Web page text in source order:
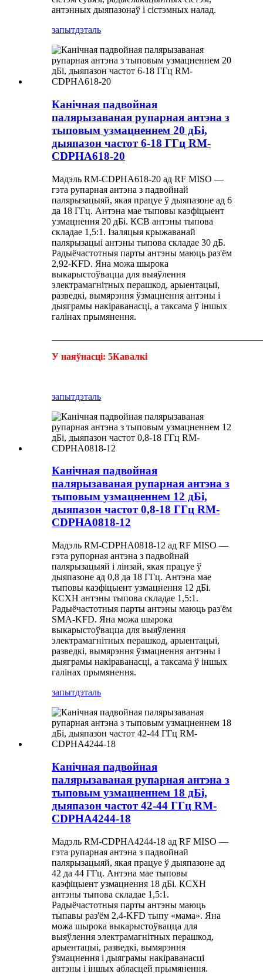
антэнных дыяпазонаў і сістэмных налад.
запытдэталь
Канічная падвойная
палярызаваная рупарная антэна з
тыповым узмацненнем 20 дБі,
дыяпазон частот 6-18 ГГц RM-
CDPHA618-20
Мадэль RM-CDPHA618-20 ад RF MISO —
гэта рупарная антэна з падвойнай
палярызацыяй, якая працуе ў дыяпазоне ад 6
да 18 ГГц. Антэна мае тыповы каэфіцыент
узмацнення 20 дБі. КСВ антэны тыпова
складае 1,5:1. Ізаляцыя крыжаванай
палярызацыі антэны тыпова складае 30 дБ.
Радыёчастотныя парты антэны маюць раз'ём
2,92-KFD. Яна можа шырока
выкарыстоўвацца для выяўлення
электрамагнітных перашкод, арыентацыі,
разведкі, вымярэння ўзмацнення антэны і
дыяграмы накіраванасці, а таксама ў іншых
галінах прымянення.
У наяўнасці: 5Кавалкі
запытдэталь
Канічная падвойная
палярызаваная рупарная антэна з
тыповым узмацненнем 12 дБі,
дыяпазон частот 0,8-18 ГГц RM-
CDPHA0818-12
Мадэль RM-CDPHA0818-12 ад RF MISO —
гэта рупорная антэна з падвойнай
палярызацыяй і лінзай, якая працуе ў
дыяпазоне ад 0,8 да 18 ГГц. Антэна мае
тыповы каэфіцыент узмацнення 12 дБі.
КСХН антэны тыпова складае 1,5:1.
Радыёчастотныя парты антэны маюць раз'ём
SMA-KFD. Яна можа шырока
выкарыстоўвацца для выяўлення
электрамагнітных перашкод, арыентацыі,
разведкі, вымярэння ўзмацнення антэны і
дыяграмы накіраванасці, а таксама ў іншых
галінах прымянення.
запытдэталь
Канічная падвойная
палярызаваная рупарная антэна з
тыповым узмацненнем 18 дБі,
дыяпазон частот 42-44 ГГц RM-
CDPHA4244-18
Мадэль RM-CDPHA4244-18 ад RF MISO —
гэта рупарная антэна з падвойнай
палярызацыяй, якая працуе ў дыяпазоне ад
42 да 44 ГГц. Антэна мае тыповы
каэфіцыент узмацнення 18 дБі. КСХН
антэны тыпова складае 1,5:1.
Радыёчастотныя парты антэны маюць
тыпавы раз'ём 2,4-KFD тыпу «мама». Яна
можа шырока выкарыстоўвацца для
выяўлення электрамагнітных перашкод,
арыентацыі, разведкі, вымярэння
ўзмацнення і дыяграмы накіраванасці
антэны і іншых абласцей прымянення.